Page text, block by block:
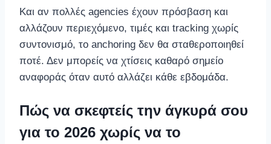
Και αν πολλές agencies έχουν πρόσβαση και
αλλάζουν περιεχόμενο, τιμές και tracking χωρίς
συντονισμό, το anchoring δεν θα σταθεροποιηθεί
ποτέ. Δεν μπορείς να χτίσεις καθαρό σημείο
αναφοράς όταν αυτό αλλάζει κάθε εβδομάδα.
Πώς να σκεφτείς την άγκυρά σου
για το 2026 χωρίς να το